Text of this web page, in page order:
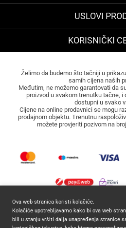
USLOVI
KORISNIČKI
Želimo da budemo što tačniji u
samih cijena naših
Međutim, ne možemo garantovati da
proizvod u svakom trenutku tačne,
dostupni u svako
Cijene na online prodavnici se mogu
prodajnom objektu. Trenutnu
možete provjeriti pozivom na broj
2026 ©Mocca Commerce
Ova web stranica koristi kolačiće.
Kolačiće upotrebljavamo kako bi ova web
bili u stanju vršiti dalja unapređenja stranice